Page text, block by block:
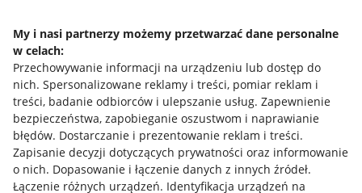
My i nasi partnerzy możemy przetwarzać dane personalne
w celach:
Przechowywanie informacji na urządzeniu lub dostęp do
nich. Spersonalizowane reklamy i treści, pomiar reklam i
treści, badanie odbiorców i ulepszanie usług. Zapewnienie
bezpieczeństwa, zapobieganie oszustwom i naprawianie
błędów. Dostarczanie i prezentowanie reklam i treści.
Zapisanie decyzji dotyczących prywatności oraz informowanie
o nich. Dopasowanie i łączenie danych z innych źródeł.
Łączenie różnych urządzeń. Identyfikacja urządzeń na
Mapa miejscowości
Informacje prawne
Regulamin
Polityka plików "cookies"
Ustawienia plików "cookies"